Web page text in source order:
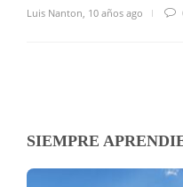
Luis Nanton, 10 años ago
SIEMPRE